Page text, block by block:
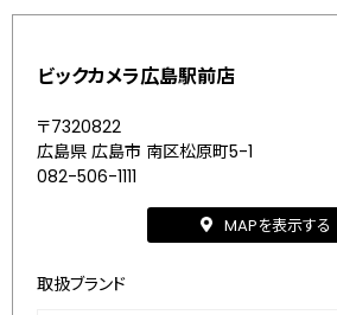
ビックカメラ広島駅前店
〒7320822
広島県 広島市 南区松原町5-1
082-506-1111
MAPを表示する
取扱ブランド